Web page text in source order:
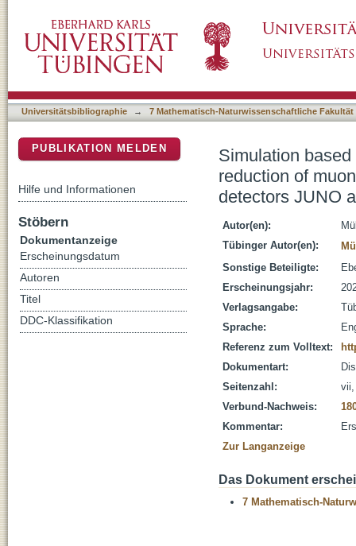
background in the liquid scintillator
Universitätsbibliographie → 7 Mathematisch-Naturwissenschaftliche Fakultät
Simulation
reduction of
detectors JUNO
Autor(en):
Tübinger Autor(en):
Sonstige Beteiligte:
Erscheinungsjahr:
Verlagsangabe:
Sprache:
Referenz zum Volltext:
Dokumentart:
Seitenzahl:
vii,
Verbund-Nachweis:
Kommentar:
Zur Langanzeige
Das Dokument
7 Mathematisch-
PUBLIKATION MELDEN
Hilfe und Informationen
Stöbern
Dokumentanzeige
Erscheinungsdatum
Autoren
Titel
DDC-Klassifikation